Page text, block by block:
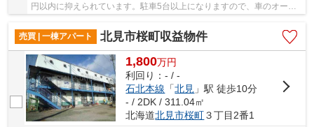
円以内に抑えられています。駐車5台以上になりますので、車のオーナ
売買 | 一棟アパート
北見市桜町収益物件
1,800万円
利回り：- / -
石北本線 「北見 」駅 徒歩10分
- / 2DK / 311.04㎡
北海道北見市桜町３丁目2番1